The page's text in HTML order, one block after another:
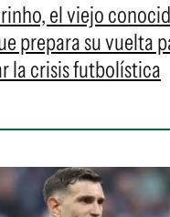
el viejo
prepara su vuelta
la crisis futbolística